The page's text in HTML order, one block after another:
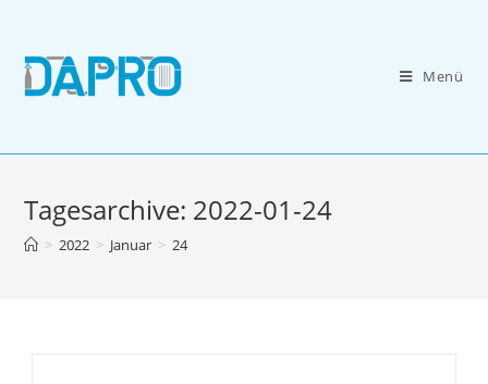
springen
Menü
Tagesarchive: 2022-01-24
> 2022 > Januar > 24